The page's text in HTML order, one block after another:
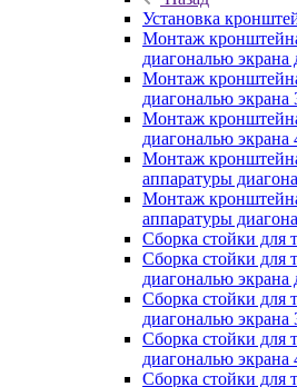
Установка
Монтаж
диагональю экрана
Монтаж
диагональю экрана
Монтаж
диагональю экрана
Монтаж
аппаратуры
Монтаж
аппаратуры
Сборка стойки для
Сборка стойки для
диагональю экрана
Сборка стойки для
диагональю экрана
Сборка стойки для
диагональю экрана
Сборка стойки для